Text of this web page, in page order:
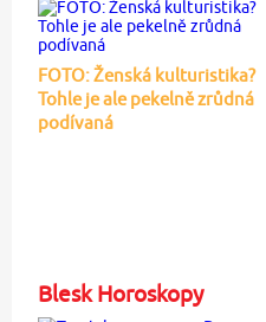
FOTO: Ženská kulturistika?
Tohle je ale pekelně zrůdná
podívaná
Blesk Horoskopy